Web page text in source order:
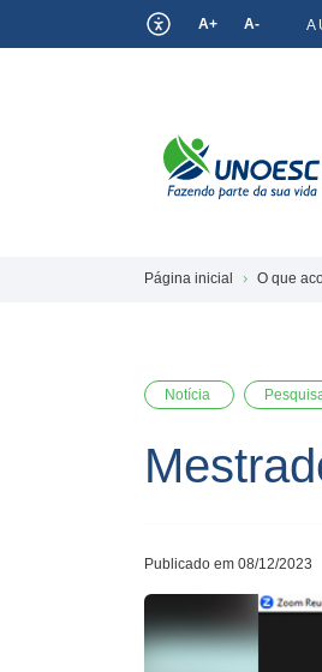
A+ A- A
Página inicial O que
Notícia
Publicado em 08/12/2023